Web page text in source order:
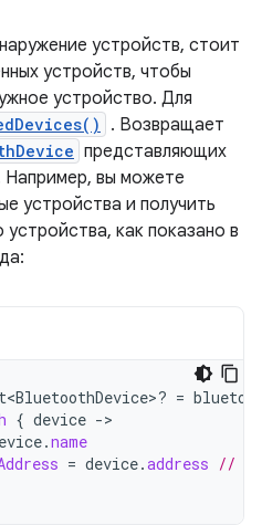
устройств, стоит
устройств, чтобы
устройство. Для
. Возвращает
представляющих
Например, вы можете
устройства и получить
как показано в
=
{ device -
.name
= device.address //